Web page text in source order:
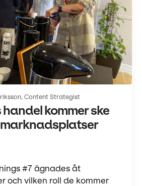
Content Strategist
kommer ske
#7 ägnades åt
och vilken roll de kommer